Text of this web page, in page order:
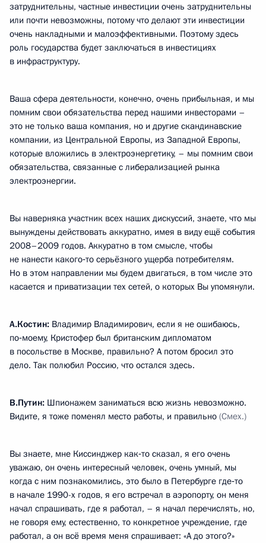
затруднительны, частные инвестиции очень затруднительны
или почти невозможны, потому что делают эти инвестиции
очень накладными и малоэффективными. Поэтому здесь
роль государства будет заключаться в инвестициях
в инфраструктуру.
Ваша сфера деятельности, конечно, очень прибыльная, и мы
помним свои обязательства перед нашими инвесторами –
это не только ваша компания, но и другие скандинавские
компании, из Центральной Европы, из Западной Европы,
которые вложились в электроэнергетику, – мы помним свои
обязательства, связанные с либерализацией рынка
электроэнергии.
Вы наверняка участник всех наших дискуссий, знаете, что мы
вынуждены действовать аккуратно, имея в виду ещё события
2008–2009 годов. Аккуратно в том смысле, чтобы
не нанести какого‑то серьёзного ущерба потребителям.
Но в этом направлении мы будем двигаться, в том числе это
касается и приватизации тех сетей, о которых Вы упомянули.
А.Костин: Владимир Владимирович, если я не ошибаюсь,
по‑моему, Кристофер был британским дипломатом
в посольстве в Москве, правильно? А потом бросил это
дело. Так полюбил Россию, что остался здесь.
В.Путин: Шпионажем заниматься всю жизнь невозможно.
Видите, я тоже поменял место работы, и правильно (Смех.)
Вы знаете, мне Киссинджер как‑то сказал, я его очень
уважаю, он очень интересный человек, очень умный, мы
когда с ним познакомились, это было в Петербурге где‑то
в начале 1990-х годов, я его встречал в аэропорту, он меня
начал спрашивать, где я работал, – я начал перечислять, но,
не говоря ему, естественно, то конкретное учреждение, где
работал, а он всё время меня спрашивает: «А до этого?»